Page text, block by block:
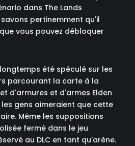
dans The Lands
pertinemment qu'il
vous pouvez débloquer
longtemps été spéculé sur les
parcourant la carte à la
d'armures et d'armes Elden
les gens aimeraient que cette
Même les suppositions
fermé dans le jeu
au DLC en tant qu'arène.